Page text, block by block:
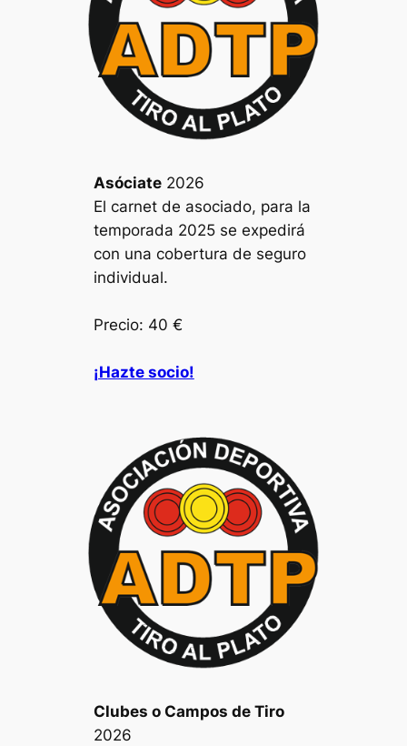
Asóciate2026
El carnet de asociado, para la
temporada 2025 se expedirá
con una cobertura de seguro
individual.
Precio: 40 €
¡Hazte socio!
Clubes o Campos de Tiro
2026